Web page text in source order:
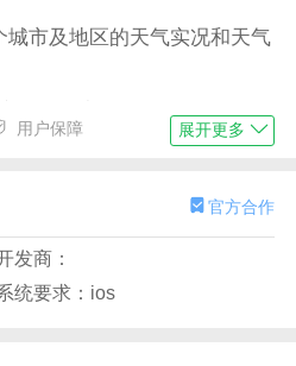
城市及地区的天气实况和天气
时天气变化服务，可以轻松
气非常的给力，包括的内容
用户保障 展开更多
官方合作
发商：
统要求：ios